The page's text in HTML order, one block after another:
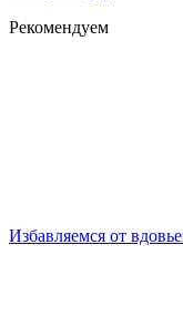
Рекомендуем
Избавляемся от